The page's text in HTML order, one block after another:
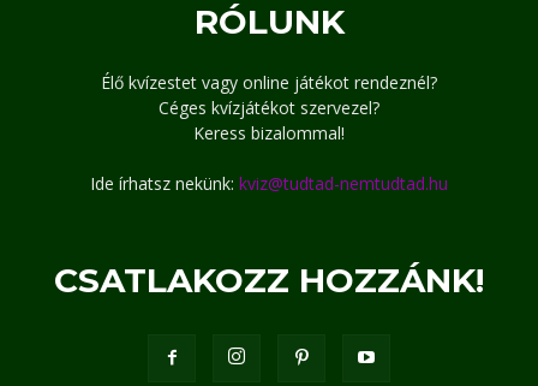
RÓLUNK
Élő kvízestet vagy online játékot rendeznél?
Céges kvízjátékot szervezel?
Keress bizalommal!
Ide írhatsz nekünk: kviz@tudtad-nemtudtad.hu
CSATLAKOZZ HOZZÁNK!